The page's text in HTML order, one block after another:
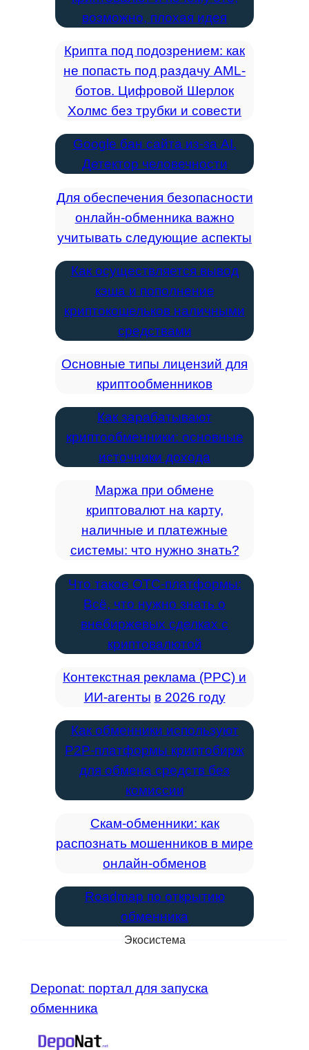
возможно, плохая идея
Крипта под подозрением: как
не попасть под раздачу AML-
ботов. Цифровой Шерлок
Холмс без трубки и совести
Google бан сайта из-за AI.
Детектор человечности
Для обеспечения безопасности
онлайн-обменника важно
учитывать следующие аспекты
Как осуществляется вывод
кэша и пополнение
криптокошельков наличными
средствами
Основные типы лицензий для
криптообменников
Как зарабатывают
криптообменники: основные
источники дохода
Маржа при обмене
криптовалют на карту,
наличные и платежные
системы: что нужно знать?
Что такое OTC-платформы:
Всё, что нужно знать о
внебиржевых сделках с
криптовалютой
Контекстная реклама (PPC) и
ИИ-агенты в 2026 году
Как обменники используют
P2P-платформы криптобирж
для обмена средств без
комиссии
Скам-обменники: как
распознать мошенников в мире
онлайн-обменов
Roadmap по открытию
обменника
Экосистема
Deponat: портал для запуска
обменника